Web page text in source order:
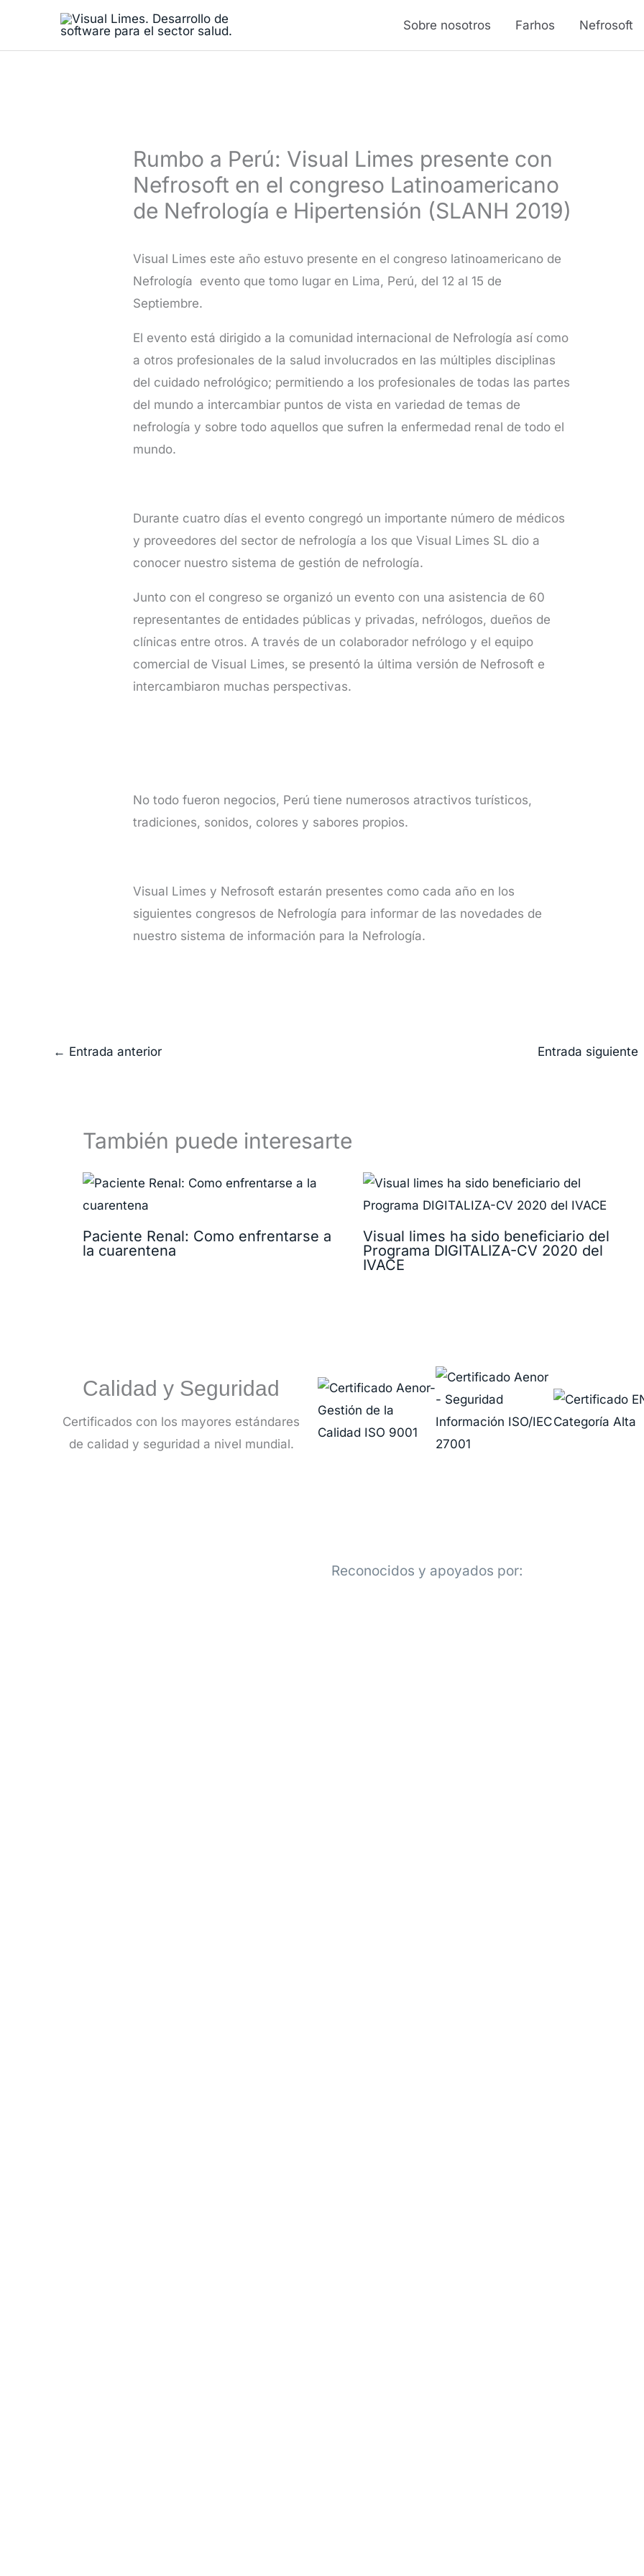
contenido
Sobre nosotros Farhos Nefrosoft
Rumbo a Perú: Visual Limes presente con
Nefrosoft en el congreso Latinoamericano
de Nefrología e Hipertensión (SLANH 2019)
Visual Limes este año estuvo presente en el congreso latinoamericano de
Nefrología evento que tomo lugar en Lima, Perú, del 12 al 15 de
Septiembre.
El evento está dirigido a la comunidad internacional de Nefrología así como
a otros profesionales de la salud involucrados en las múltiples disciplinas
del cuidado nefrológico; permitiendo a los profesionales de todas las partes
del mundo a intercambiar puntos de vista en variedad de temas de
nefrología y sobre todo aquellos que sufren la enfermedad renal de todo el
mundo.
Durante cuatro días el evento congregó un importante número de médicos
y proveedores del sector de nefrología a los que Visual Limes SL dio a
conocer nuestro sistema de gestión de nefrología.
Junto con el congreso se organizó un evento con una asistencia de 60
representantes de entidades públicas y privadas, nefrólogos, dueños de
clínicas entre otros. A través de un colaborador nefrólogo y el equipo
comercial de Visual Limes, se presentó la última versión de Nefrosoft e
intercambiaron muchas perspectivas.
No todo fueron negocios, Perú tiene numerosos atractivos turísticos,
tradiciones, sonidos, colores y sabores propios.
Visual Limes y Nefrosoft estarán presentes como cada año en los
siguientes congresos de Nefrología para informar de las novedades de
nuestro sistema de información para la Nefrología.
← Entrada anterior Entrada siguiente
También puede interesarte
Paciente Renal: Como enfrentarse a
la cuarentena
Visual limes ha sido beneficiario del
Programa DIGITALIZA-CV 2020 del
IVACE
Calidad y Seguridad
Certificados con los mayores estándares
de calidad y seguridad a nivel mundial.
Reconocidos y apoyados por: